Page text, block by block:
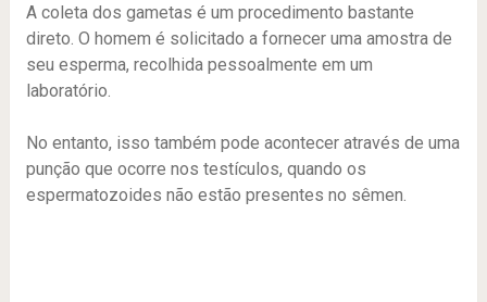
A coleta dos gametas é um procedimento bastante
direto. O homem é solicitado a fornecer uma amostra de
seu esperma, recolhida pessoalmente em um
laboratório.
No entanto, isso também pode acontecer através de uma
punção que ocorre nos testículos, quando os
espermatozoides não estão presentes no sêmen.